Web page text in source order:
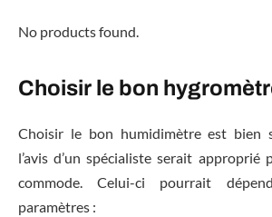
No products found.
Choisir le bon
Choisir le bon humidimètre est bien
l’avis d’un spécialiste serait
commode. Celui-ci pourrait
paramètres :